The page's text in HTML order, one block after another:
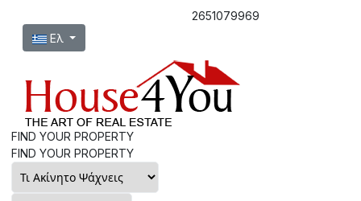
2651079969
Επιλέξτε τη γλώσσα σας
Ελ
FIND YOUR PROPERTY
FIND YOUR PROPERTY